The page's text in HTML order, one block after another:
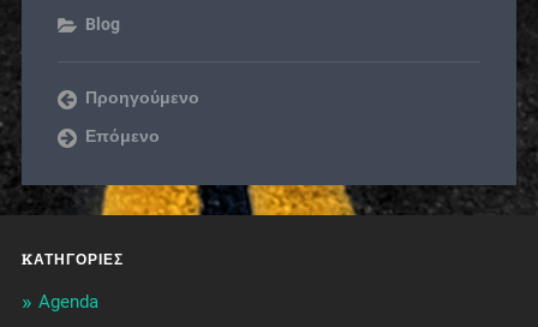
Blog
Προηγούμενο
Επόμενο
KΑΤΗΓΟΡΊΕΣ
Agenda